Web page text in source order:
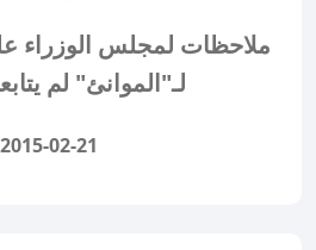
ملاحظات لمجلس الوزراء
لـ"الموانئ" لم
2015-02-21